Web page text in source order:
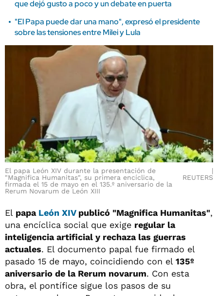
que dejó gusto a poco y un debate en puerta
"El Papa puede dar una mano", expresó el presidente
sobre las tensiones entre Milei y Lula
El papa León XIV durante la presentación de
"Magnifica Humanitas", su primera encíclica,
firmada el 15 de mayo en el 135.º aniversario de la
Rerum Novarum de León XIII
REUTERS
El papa León XIVpublicó "Magnifica Humanitas",
una encíclica social que exige regular la
inteligencia artificial y rechaza las guerras
actuales. El documento papal fue firmado el
pasado 15 de mayo, coincidiendo con el 135º
aniversario de la Rerum novarum. Con esta
obra, el pontífice sigue los pasos de su